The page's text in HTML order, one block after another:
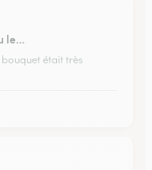
le…
était très